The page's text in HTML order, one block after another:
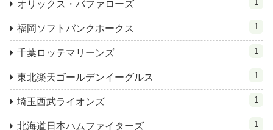
オリックス・バファローズ 1
福岡ソフトバンクホークス 1
千葉ロッテマリーンズ 1
東北楽天ゴールデンイーグルス 1
埼玉西武ライオンズ 1
北海道日本ハムファイターズ 1